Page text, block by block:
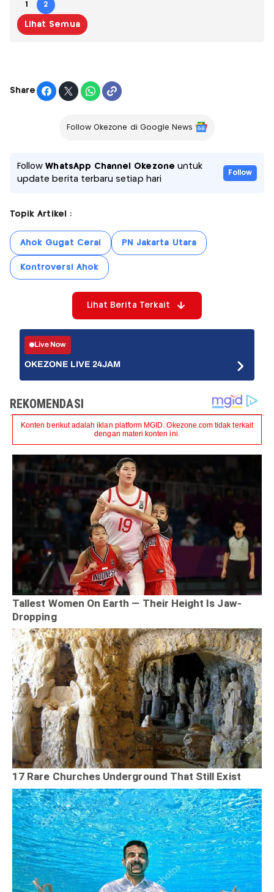
1 2
Lihat Semua
Share
Follow Okezone di Google News
FollowWhatsApp Channel Okezone untuk
update berita terbaru setiap hari
Follow
Topik Artikel :
Ahok Gugat Cerai PN Jakarta Utara
Kontroversi Ahok
Lihat Berita Terkait
Live Now
OKEZONE LIVE 24JAM